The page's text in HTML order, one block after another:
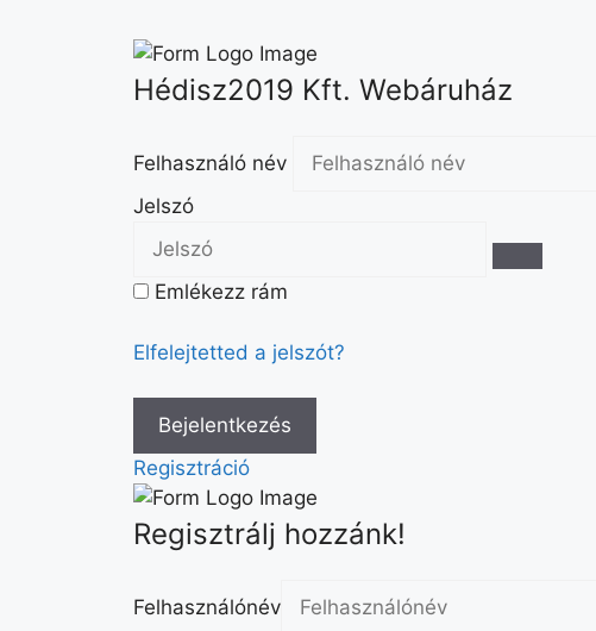
Hédisz2019 Kft. Webáruház
Felhasználó név
Jelszó
Emlékezz rám
Elfelejtetted a jelszót?
Regisztráció
Regisztrálj hozzánk!
Felhasználónév